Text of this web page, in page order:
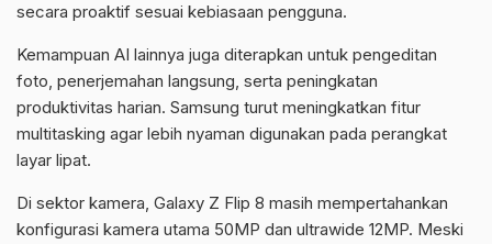
secara proaktif sesuai kebiasaan pengguna.
Kemampuan AI lainnya juga diterapkan untuk pengeditan
foto, penerjemahan langsung, serta peningkatan
produktivitas harian. Samsung turut meningkatkan fitur
multitasking agar lebih nyaman digunakan pada perangkat
layar lipat.
Di sektor kamera, Galaxy Z Flip 8 masih mempertahankan
konfigurasi kamera utama 50MP dan ultrawide 12MP. Meski